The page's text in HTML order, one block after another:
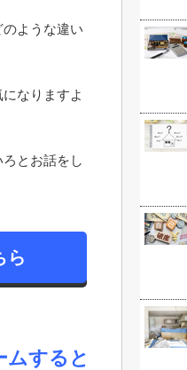
ような違い
なりますよ
とお話をし
ら
ムすると